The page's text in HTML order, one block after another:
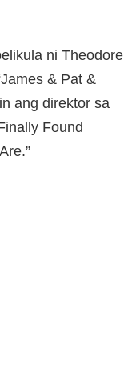
ni Theodore
& Pat &
ang direktor sa
Found